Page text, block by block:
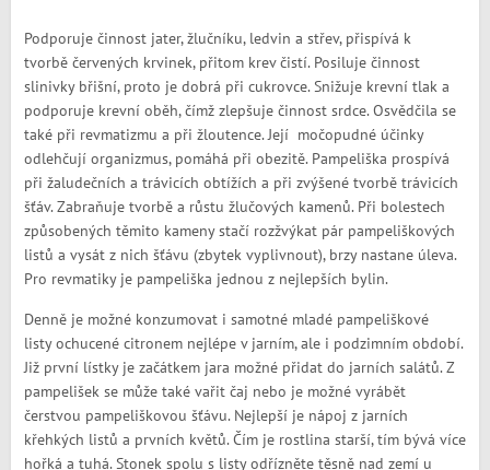
Podporuje činnost jater, žlučníku, ledvin a střev, přispívá k
tvorbě červených krvinek, přitom krev čistí. Posiluje činnost
slinivky břišní, proto je dobrá při cukrovce. Snižuje krevní tlak a
podporuje krevní oběh, čímž zlepšuje činnost srdce. Osvědčila se
také při revmatizmu a při žloutence. Její močopudné účinky
odlehčují organizmus, pomáhá při obezitě. Pampeliška prospívá
při žaludečních a trávicích obtížích a při zvýšené tvorbě trávicích
šťáv. Zabraňuje tvorbě a růstu žlučových kamenů. Při bolestech
způsobených těmito kameny stačí rozžvýkat pár pampeliškových
listů a vysát z nich šťávu (zbytek vyplivnout), brzy nastane úleva.
Pro revmatiky je pampeliška jednou z nejlepších bylin.
Denně je možné konzumovat i samotné mladé pampeliškové
listy ochucené citronem nejlépe v jarním, ale i podzimním období.
Již první lístky je začátkem jara možné přidat do jarních salátů. Z
pampelišek se může také vařit čaj nebo je možné vyrábět
čerstvou pampeliškovou šťávu. Nejlepší je nápoj z jarních
křehkých listů a prvních květů. Čím je rostlina starší, tím bývá více
hořká a tuhá. Stonek spolu s listy odřízněte těsně nad zemí u